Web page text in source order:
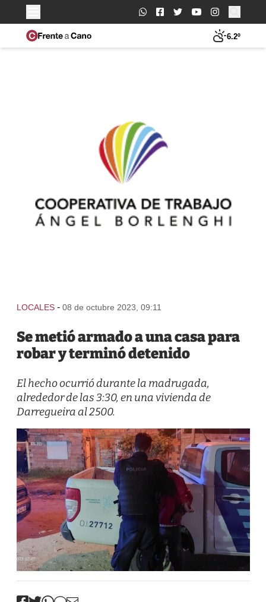
Buscar:
6.2º
LOCALES - 08 de octubre 2023, 09:11
Se metió armado a una casa para
robar y terminó detenido
El hecho ocurrió durante la madrugada,
alrededor de las 3:30, en una vivienda de
Darregueira al 2500.